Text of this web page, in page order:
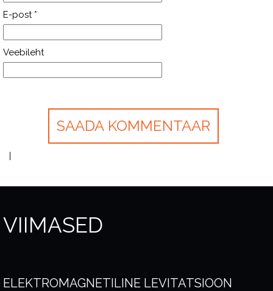
E-post *
Veebileht
VIIMASED
ELEKTROMAGNETILINE LEVITATSIOON